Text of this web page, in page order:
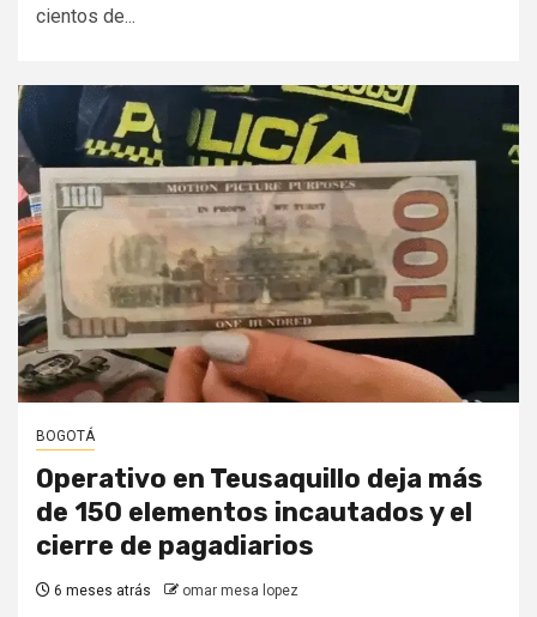
cientos de...
BOGOTÁ
Operativo en Teusaquillo deja más
de 150 elementos incautados y el
cierre de pagadiarios
6 meses atrás omar mesa lopez